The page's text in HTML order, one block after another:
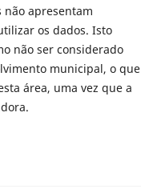
não apresentam
os dados. Isto
não ser considerado
municipal, o que
área, uma vez que a